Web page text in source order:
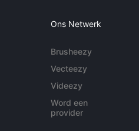
Ons Netwerk
Brusheezy
Vecteezy
Videezy
Word een
provider